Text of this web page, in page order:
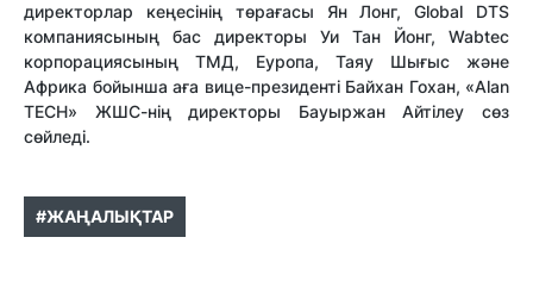
директорлар кеңесінің төрағасы Ян Лонг, Global DTS
компаниясының бас директоры Уи Тан Йонг, Wabtec
корпорациясының ТМД, Еуропа, Таяу Шығыс және
Африка бойынша аға вице-президенті Байхан Гохан, «Alan
TECH» ЖШС-нің директоры Бауыржан Айтілеу сөз
сөйледі.
#ЖАҢАЛЫҚТАР